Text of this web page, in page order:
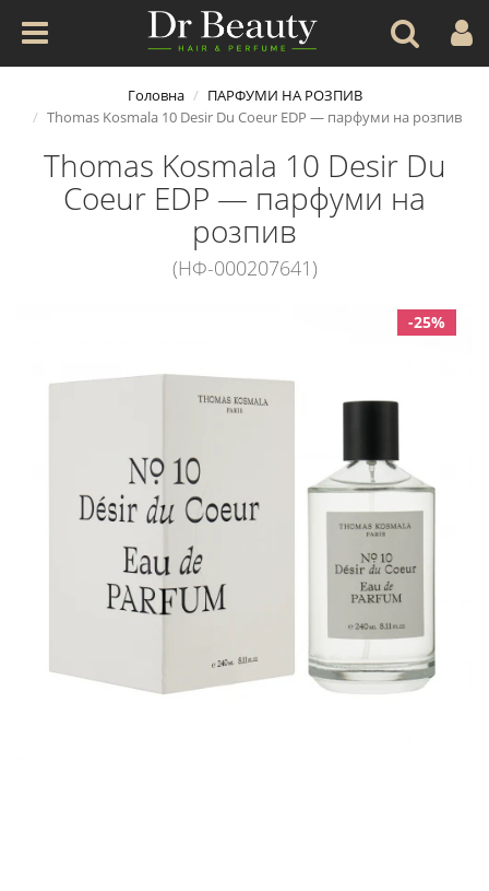
Головна
ПАРФУМИ НА РОЗПИВ
Thomas Kosmala 10 Desir Du Coeur EDP — парфуми на розпив
Thomas Kosmala 10 Desir Du
Coeur EDP — парфуми на
розпив
(НФ-000207641)
-25%